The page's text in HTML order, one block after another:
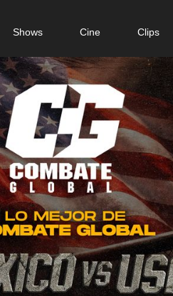
Shows Cine Clips